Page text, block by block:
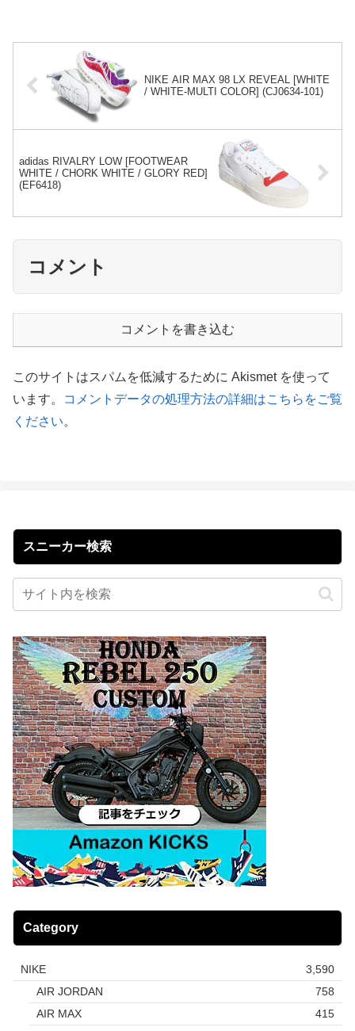
NIKE AIR MAX 98 LX REVEAL [WHITE
/ WHITE-MULTI COLOR] (CJ0634-101)
adidas RIVALRY LOW [FOOTWEAR
WHITE / CHORK WHITE / GLORY RED]
(EF6418)
コメント
コメントを書き込む
このサイトはスパムを低減するために Akismet を使って
います。
コメントデータの処理方法の詳細はこちらをご覧
ください。
スニーカー検索
Category
NIKE
3,590
AIR JORDAN
758
AIR MAX
415